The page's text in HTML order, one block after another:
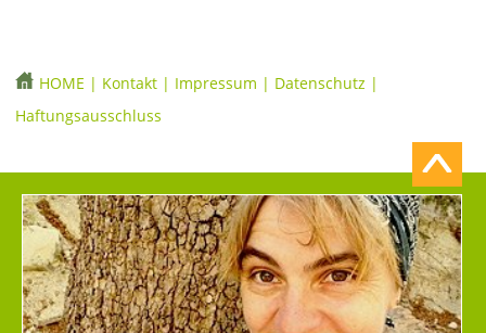
HOME | Kontakt | Impressum | Datenschutz |
Haftungsausschluss